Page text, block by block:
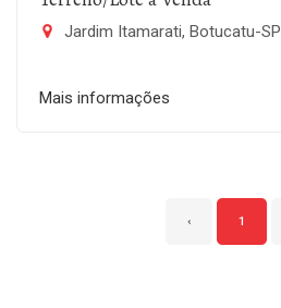
Jardim Itamarati, Botucatu-SP
Mais informações
‹ 1